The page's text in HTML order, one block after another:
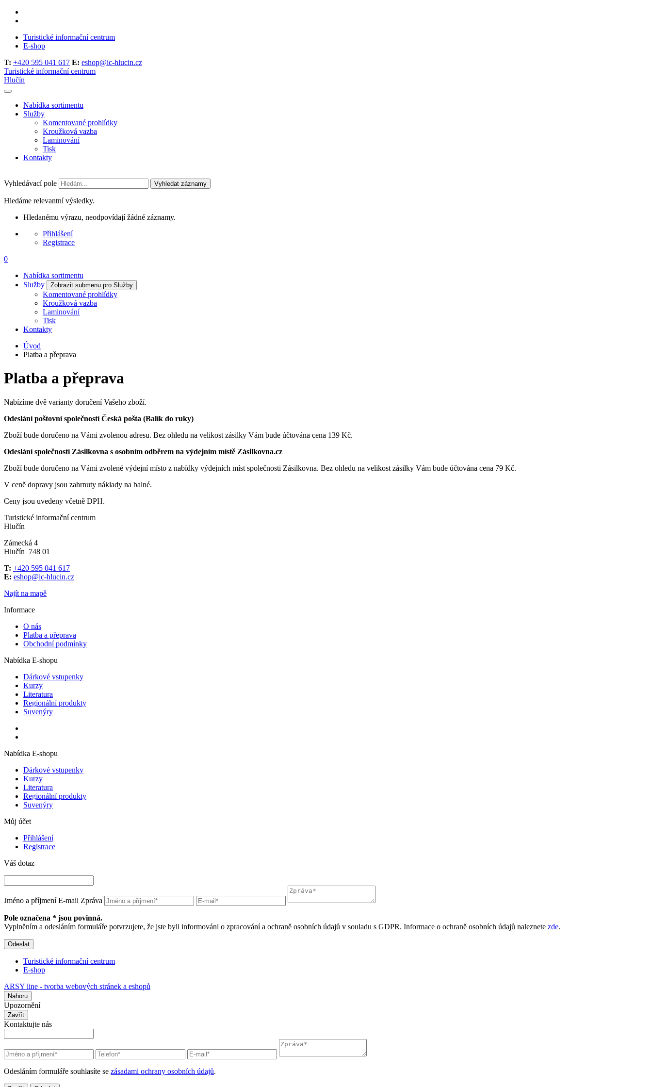
Turistické informační centrum
E-shop
T: +420 595 041 617 E: eshop@ic-hlucin.cz
Turistické informační centrum
Hlučín
Nabídka sortimentu
Služby
Komentované prohlídky
Kroužková vazba
Laminování
Tisk
Kontakty
Vyhledávací pole Vyhledat záznamy
Hledáme relevantní výsledky.
Hledanému výrazu, neodpovídají žádné záznamy.
Přihlášení
Registrace
0
Nabídka sortimentu
Služby
Zobrazit submenu pro Služby
Komentované prohlídky
Kroužková vazba
Laminování
Tisk
Kontakty
Úvod
Platba a přeprava
Platba a přeprava
Nabízíme dvě varianty doručení Vašeho zboží.
Odeslání poštovní společností Česká pošta (Balík do ruky)
Zboží bude doručeno na Vámi zvolenou adresu. Bez ohledu na velikost zásilky Vám bude účtována cena 139 Kč.
Odeslání společností Zásilkovna s osobním odběrem na výdejním místě Zásilkovna.cz
Zboží bude doručeno na Vámi zvolené výdejní místo z nabídky výdejních míst společnosti Zásilkovna. Bez ohledu na velikost zásilky Vám bude účtována cena 79 Kč.
V ceně dopravy jsou zahrnuty náklady na balné.
Ceny jsou uvedeny včetně DPH.
Turistické informační centrum
Hlučín
Zámecká 4
Hlučín 748 01
T: +420 595 041 617
E: eshop@ic-hlucin.cz
Najít na mapě
Informace
O nás
Platba a přeprava
Obchodní podmínky
Nabídka E-shopu
Dárkové vstupenky
Kurzy
Literatura
Regionální produkty
Suvenýry
Nabídka E-shopu
Dárkové vstupenky
Kurzy
Literatura
Regionální produkty
Suvenýry
Můj účet
Přihlášení
Registrace
Váš dotaz
Jméno a příjmení E-mail Zpráva
Pole označena * jsou povinná.
Vyplněním a odesláním formuláře potvrzujete, že jste byli informováni o zpracování a ochraně osobních údajů v souladu s GDPR. Informace o ochraně osobních údajů naleznete zde.
Odeslat
Turistické informační centrum
E-shop
ARSY line - tvorba webových stránek a eshopů
Nahoru
Upozornění
Zavřít
Kontaktujte nás
Odesláním formuláře souhlasíte se zásadami ochrany osobních údajů.